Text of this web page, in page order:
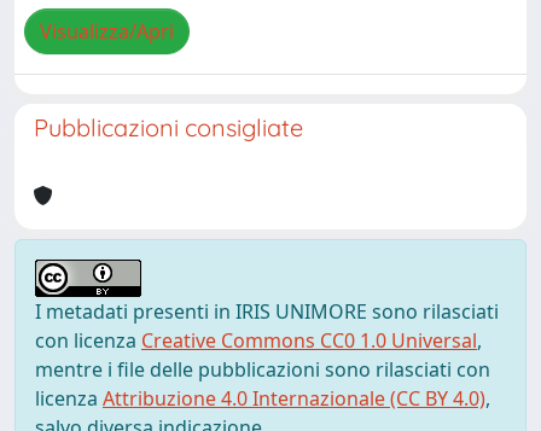
Visualizza/Apri
Pubblicazioni consigliate
I metadati presenti in IRIS UNIMORE sono rilasciati
con licenza Creative Commons CC0 1.0 Universal,
mentre i file delle pubblicazioni sono rilasciati con
licenza Attribuzione 4.0 Internazionale (CC BY 4.0),